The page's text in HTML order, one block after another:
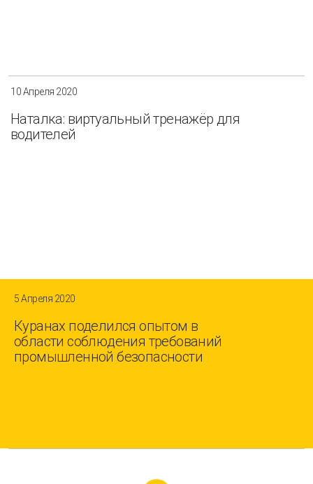
10 Апреля 2020
Наталка: виртуальный тренажёр для
водителей
5 Апреля 2020
Куранах поделился опытом в
области соблюдения требований
промышленной безопасности